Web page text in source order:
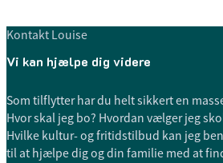
Kontakt Louise
Vi kan hjælpe dig videre
Som tilflytter har du helt sikkert en
Hvor skal jeg bo? Hvordan vælger jeg
Hvilke kultur- og fritidstilbud kan jeg
til at hjælpe dig og din familie med at